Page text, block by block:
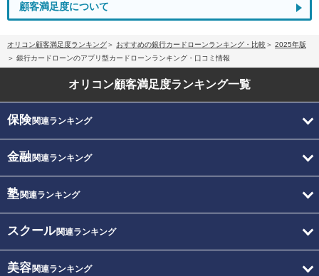
顧客満足度について
オリコン顧客満足度ランキング おすすめの銀行カードローンランキング・比較
2025年版
銀行カードローンのアプリ型カードローンランキング・口コミ情報
オリコン顧客満足度ランキング一覧
保険関連ランキング
金融関連ランキング
塾関連ランキング
スクール関連ランキング
美容関連ランキング